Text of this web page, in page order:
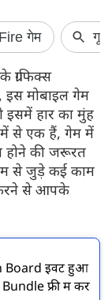
इस मोबाइल गेम
इसमें हार का मुंह
में से एक हैं, गेम में
होने की जरूरत
से जुड़े कई काम
करने से आपके
Board इवेंट हुआ
फ्री में करें